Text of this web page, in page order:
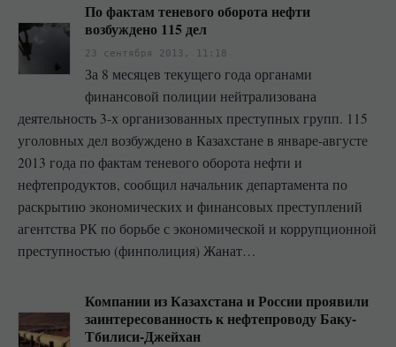
По фактам теневого оборота нефти
возбуждено 115 дел
23 сентября 2013, 11:18
За 8 месяцев текущего года органами
финансовой полиции нейтрализована
деятельность 3-х организованных преступных групп. 115
уголовных дел возбуждено в Казахстане в январе-августе
2013 года по фактам теневого оборота нефти и
нефтепродуктов, сообщил начальник департамента по
раскрытию экономических и финансовых преступлений
агентства РК по борьбе с экономической и коррупционной
преступностью (финполиция) Жанат…
Компании из Казахстана и России проявили
заинтересованность к нефтепроводу Баку-
Тбилиси-Джейхан